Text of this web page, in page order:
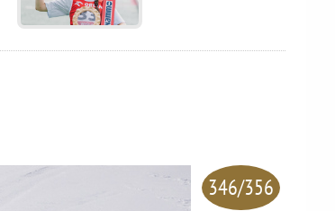
346/356